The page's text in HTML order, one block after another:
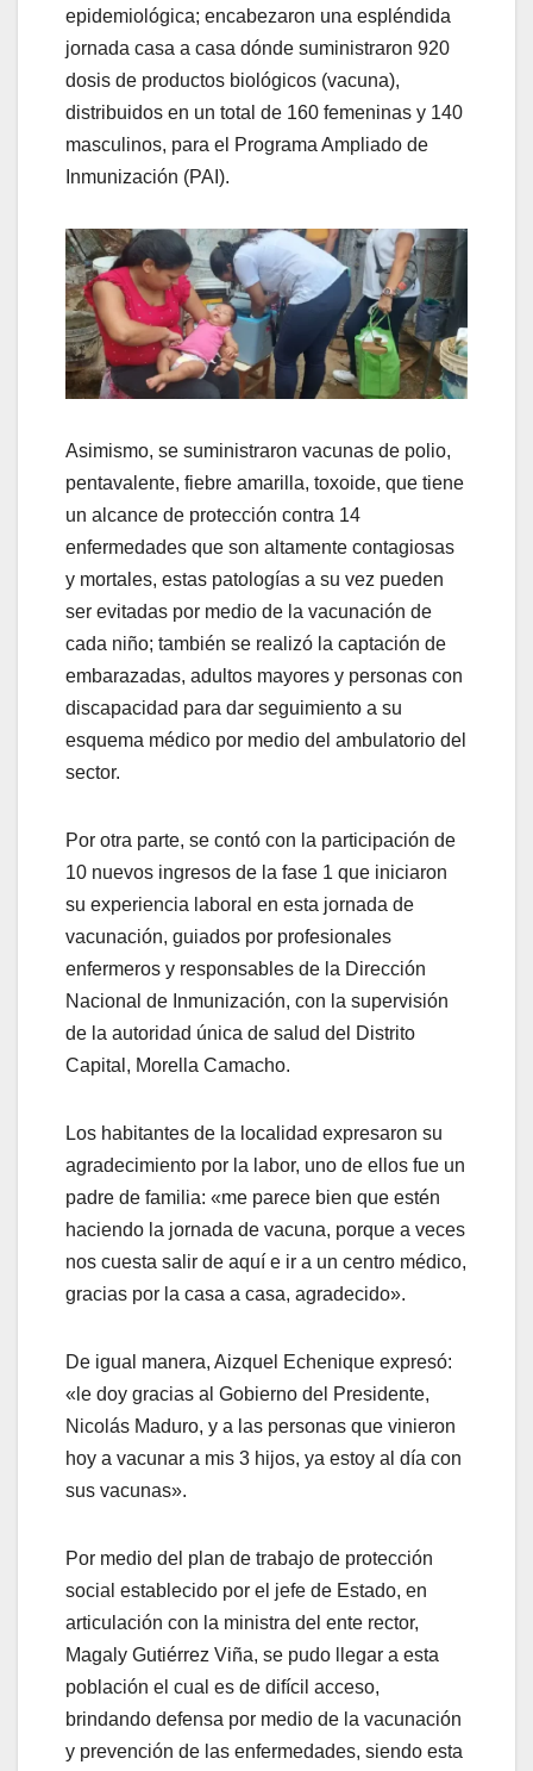
epidemiológica; encabezaron una espléndida
jornada casa a casa dónde suministraron 920
dosis de productos biológicos (vacuna),
distribuidos en un total de 160 femeninas y 140
masculinos, para el Programa Ampliado de
Inmunización (PAI).
Asimismo, se suministraron vacunas de polio,
pentavalente, fiebre amarilla, toxoide, que tiene
un alcance de protección contra 14
enfermedades que son altamente contagiosas
y mortales, estas patologías a su vez pueden
ser evitadas por medio de la vacunación de
cada niño; también se realizó la captación de
embarazadas, adultos mayores y personas con
discapacidad para dar seguimiento a su
esquema médico por medio del ambulatorio del
sector.
Por otra parte, se contó con la participación de
10 nuevos ingresos de la fase 1 que iniciaron
su experiencia laboral en esta jornada de
vacunación, guiados por profesionales
enfermeros y responsables de la Dirección
Nacional de Inmunización, con la supervisión
de la autoridad única de salud del Distrito
Capital, Morella Camacho.
Los habitantes de la localidad expresaron su
agradecimiento por la labor, uno de ellos fue un
padre de familia: «me parece bien que estén
haciendo la jornada de vacuna, porque a veces
nos cuesta salir de aquí e ir a un centro médico,
gracias por la casa a casa, agradecido».
De igual manera, Aizquel Echenique expresó:
«le doy gracias al Gobierno del Presidente,
Nicolás Maduro, y a las personas que vinieron
hoy a vacunar a mis 3 hijos, ya estoy al día con
sus vacunas».
Por medio del plan de trabajo de protección
social establecido por el jefe de Estado, en
articulación con la ministra del ente rector,
Magaly Gutiérrez Viña, se pudo llegar a esta
población el cual es de difícil acceso,
brindando defensa por medio de la vacunación
y prevención de las enfermedades, siendo esta